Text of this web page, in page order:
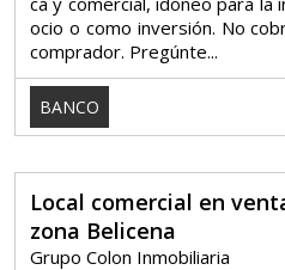
ocio o como inversión. No
comprador. Pregúnte...
BANCO
Local comercial en
zona Belicena
Grupo Colon Inmobiliaria